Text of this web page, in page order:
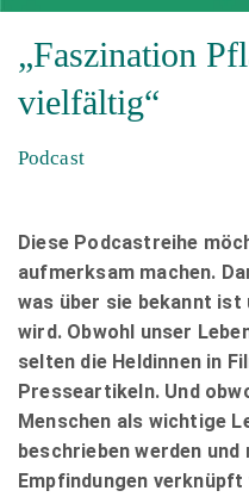
„Faszination
vielfältig“
Podcast
Diese Podcastreihe
aufmerksam machen.
was über sie bekannt
wird. Obwohl unser
selten die Heldinnen in
Presseartikeln. Und
Menschen als wichtige
beschrieben werden
Empfindungen